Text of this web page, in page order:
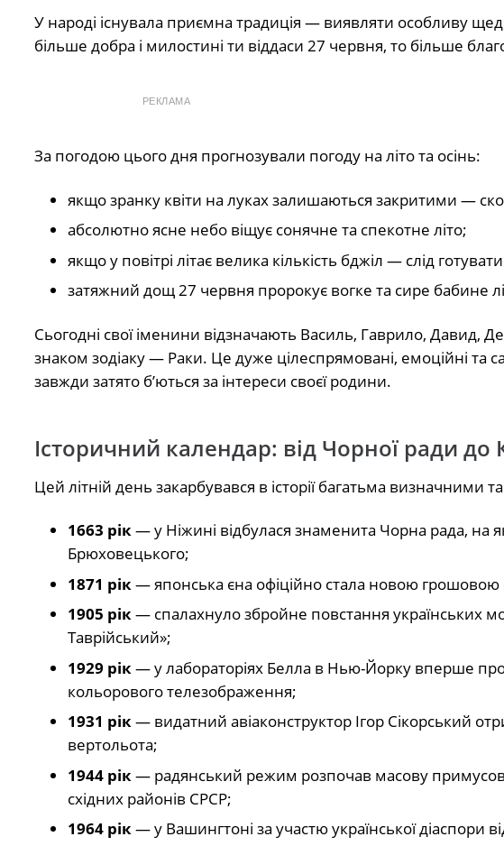
У народі існувала приємна традиція — виявляти особливу
більше добра і милостині ти віддаси 27 червня, то більше
РЕКЛАМА
За погодою цього дня прогнозували погоду на літо та осінь:
якщо зранку квіти на луках залишаються закритими —
абсолютно ясне небо віщує сонячне та спекотне літо;
якщо у повітрі літає велика кількість бджіл — слід
затяжний дощ 27 червня пророкує вогке та сире бабине
Сьогодні свої іменини відзначають Василь, Гаврило, Давид,
знаком зодіаку — Раки. Це дуже цілеспрямовані, емоційні та
завжди затято б’ються за інтереси своєї родини.
Історичний календар: від Чорної ради до
Цей літній день закарбувався в історії багатьма визначними
1663 рік— у Ніжині відбулася знаменита Чорна рада, на
Брюховецького;
1871 рік — японська єна офіційно стала новою грошовою
1905 рік— спалахнуло збройне повстання українських
Таврійський»;
1929 рік — у лабораторіях Белла в Нью-Йорку вперше
кольорового телезображення;
1931 рік— видатний авіаконструктор Ігор Сікорський
вертольота;
1944 рік — радянський режим розпочав масову
східних районів СРСР;
1964 рік— у Вашингтоні за участю української діаспори